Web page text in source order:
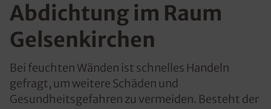
Abdichtung im Raum
Gelsenkirchen
Bei feuchten Wänden ist schnelles Handeln
gefragt, um weitere Schäden und
Gesundheitsgefahren zu vermeiden. Besteht der